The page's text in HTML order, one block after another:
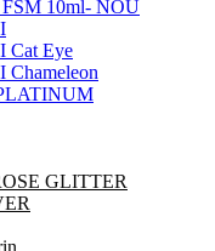
10ml- NOU
Cat Eye
Chameleon
GLITTER